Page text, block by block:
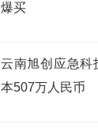
爆买
云南旭创应急科
本507万人民币